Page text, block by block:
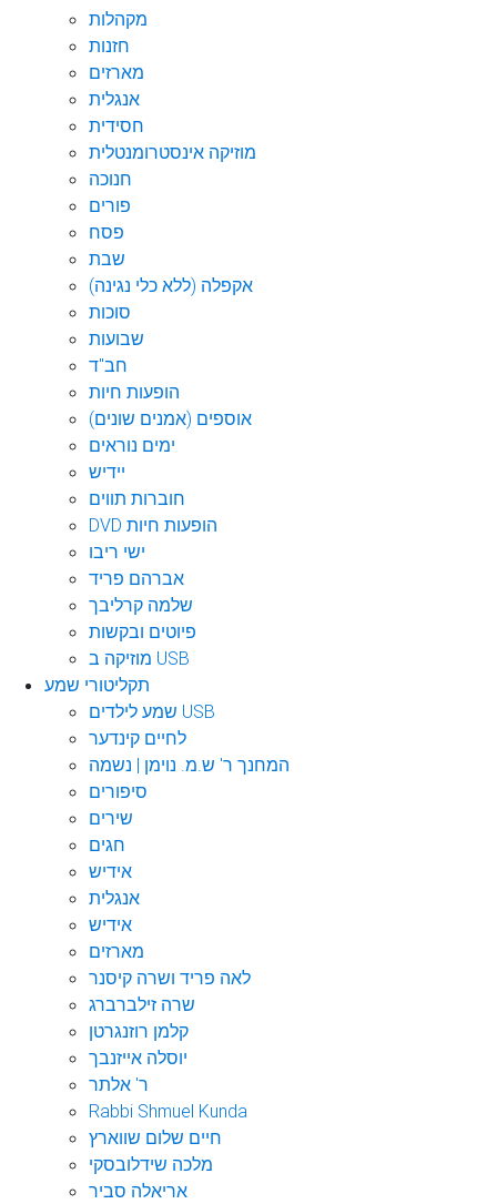
מקהלות
חזנות
מארזים
אנגלית
חסידית
מוזיקה אינסטרומנטלית
חנוכה
פורים
פסח
שבת
אקפלה (ללא כלי נגינה)
סוכות
שבועות
חב"ד
הופעות חיות
אוספים (אמנים שונים)
ימים נוראים
יידיש
חוברות תווים
DVD הופעות חיות
ישי ריבו
אברהם פריד
שלמה קרליבך
פיוטים ובקשות
מוזיקה ב USB
תקליטורי שמע
שמע לילדים USB
לחיים קינדער
המחנך ר' ש.מ. נוימן | נשמה
סיפורים
שירים
חגים
אידיש
אנגלית
אידיש
מארזים
לאה פריד ושרה קיסנר
שרה זילברברג
קלמן רוזנגרטן
יוסלה אייזנבך
ר' אלתר
Rabbi Shmuel Kunda
חיים שלום שווארץ
מלכה שידלובסקי
אריאלה סביר